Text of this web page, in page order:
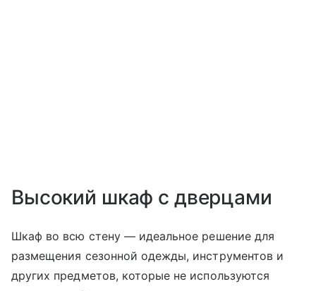
Высокий шкаф с дверцами
Шкаф во всю стену — идеальное решение для
размещения сезонной одежды, инструментов и
других предметов, которые не используются